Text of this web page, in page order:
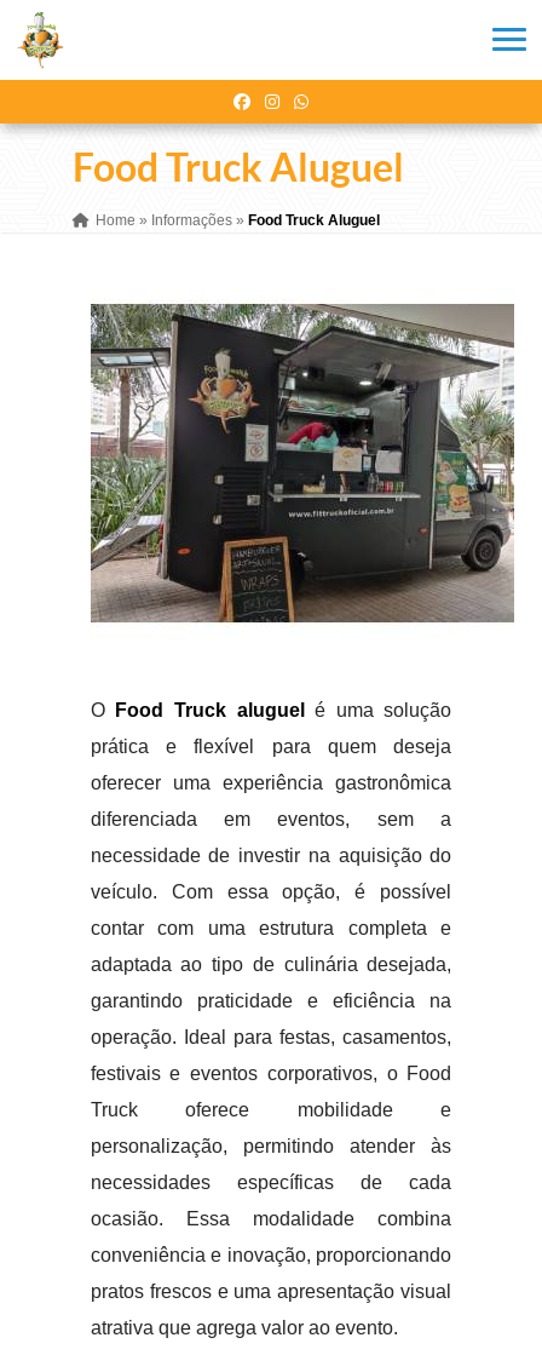
Food Truck Aluguel
Home » Informações » Food Truck Aluguel
O Food Truck aluguel
é uma solução
prática e flexível para quem deseja
oferecer uma experiência gastronômica
diferenciada em eventos, sem a
necessidade de investir na aquisição do
veículo. Com essa opção, é possível
contar com uma estrutura completa e
adaptada ao tipo de culinária desejada,
garantindo praticidade e eficiência na
operação. Ideal para festas, casamentos,
festivais e eventos corporativos, o Food
Truck oferece mobilidade e
personalização, permitindo atender às
necessidades específicas de cada
ocasião. Essa modalidade combina
conveniência e inovação, proporcionando
pratos frescos e uma apresentação visual
atrativa que agrega valor ao evento.